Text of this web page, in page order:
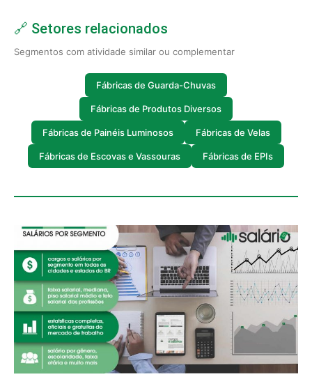
🔗 Setores relacionados
Segmentos com atividade similar ou complementar
Fábricas de Guarda-Chuvas
Fábricas de Produtos Diversos
Fábricas de Painéis Luminosos Fábricas de Velas
Fábricas de Escovas e Vassouras Fábricas de EPIs